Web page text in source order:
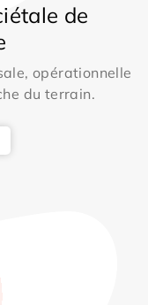
de
opérationnelle
du terrain.